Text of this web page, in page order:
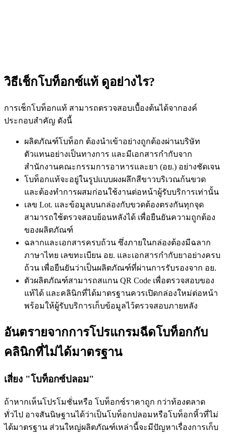
วิธีเช็กโบท็อกซ์แท้ ดูอย่างไร?
การเช็กโบท็อกแท้ สามารถตรวจสอบเบื้องต้นได้จากองค์
ประกอบสำคัญ ดังนี้
ผลิตภัณฑ์โบท็อก ต้องนำเข้าอย่างถูกต้องผ่านบริษัท
ตัวแทนอย่างเป็นทางการ และมีเอกสารกำกับจาก
สำนักงานคณะกรรมการอาหารและยา (อย.) อย่างชัดเจน
โบท็อกแท้จะอยู่ในรูปแบบผงผลึกสีขาวบริเวณก้นขวด
และต้องทำการผสมก่อนใช้งานต่อหน้าผู้รับบริการเท่านั้น
เลข Lot. และข้อมูลบนกล่องกับขวดต้องตรงกันทุกจุด
สามารถใช้ตรวจสอบย้อนหลังได้ เพื่อยืนยันความถูกต้อง
ของผลิตภัณฑ์
ฉลากและเอกสารครบถ้วน ซึ่งภายในกล่องต้องมีฉลาก
ภาษาไทย เลขทะเบียน อย. และเอกสารกำกับยาอย่างครบ
ถ้วน เพื่อยืนยันว่าเป็นผลิตภัณฑ์ที่ผ่านการรับรองจาก อย.
ตัวผลิตภัณฑ์สามารถสแกน QR Code เพื่อตรวจสอบของ
แท้ได้ และคลินิกที่ได้มาตรฐานควรเปิดกล่องใหม่ต่อหน้า
พร้อมให้ผู้รับบริการเก็บข้อมูลไว้ตรวจสอบภายหลัง
อันตรายจากการโปรแกรมฉีดโบท็อกกับ
คลินิกที่ไม่ได้มาตรฐาน
เสี่ยง "โบท็อกซ์ปลอม"
ถ้าหากเห็นโปรโมชั่นหรือ โบท็อกซ์ราคาถูก กว่าท้องตลาด
ทั่วไป อาจสันนิษฐานได้ว่าเป็นโบท็อกปลอมหรือโบท็อกหิ้วที่ไม่
ได้มาตรฐาน ส่วนใหญ่ผลิตภัณฑ์เหล่านี้จะมีปัญหาเรื่องการเก็บ